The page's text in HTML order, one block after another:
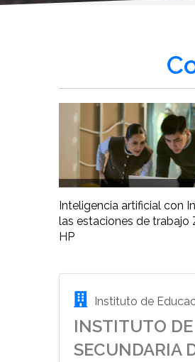
Inteligencia artificial con
las estaciones de trabajo
HP
Instituto de
INSTITUTO
SECUNDARIA